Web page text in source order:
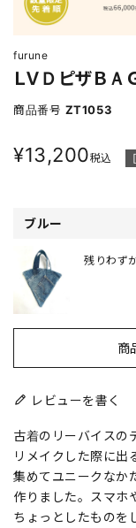
furune
ＬＶＤピザＢＡ
商品番号 ZT1053
¥13,200税込 [
ブルー
残りわず
商
レビューを書く
古着のリーバイスの
リメイクした際に出
集めてユニークなか
作りました。スマホ
ちょっとしたものを